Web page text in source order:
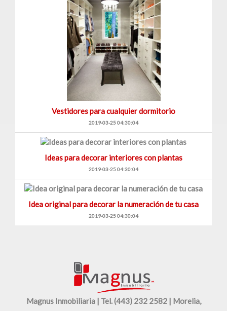
Vestidores para cualquier dormitorio
2019-03-25 04:30:04
Ideas para decorar interiores con plantas
2019-03-25 04:30:04
Idea original para decorar la numeración de tu casa
2019-03-25 04:30:04
Magnus Inmobiliaria | Tel. (443) 232 2582 | Morelia,